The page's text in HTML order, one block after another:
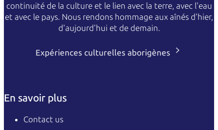
continuité de la culture et le lien avec la terre, avec l'eau
et avec le pays. Nous rendons hommage aux aînés d'hier,
d'aujourd'hui et de demain.
Expériences culturelles aborigènes
En savoir plus
Contact us